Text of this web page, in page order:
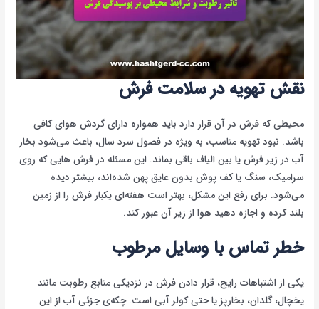
نقش تهویه در سلامت فرش
محیطی که فرش در آن قرار دارد باید همواره دارای گردش هوای کافی
باشد. نبود تهویه مناسب، به ویژه در فصول سرد سال، باعث می‌شود بخار
آب در زیر فرش یا بین الیاف باقی بماند. این مسئله در فرش هایی که روی
سرامیک، سنگ یا کف پوش بدون عایق پهن شده‌اند، بیشتر دیده
می‌شود. برای رفع این مشکل، بهتر است هفته‌ای یکبار فرش را از زمین
بلند کرده و اجازه دهید هوا از زیر آن عبور کند.
خطر تماس با وسایل مرطوب
یکی از اشتباهات رایج، قرار دادن فرش در نزدیکی منابع رطوبت مانند
یخچال، گلدان، بخارپز یا حتی کولر آبی است. چکه‌ی جزئی آب از این